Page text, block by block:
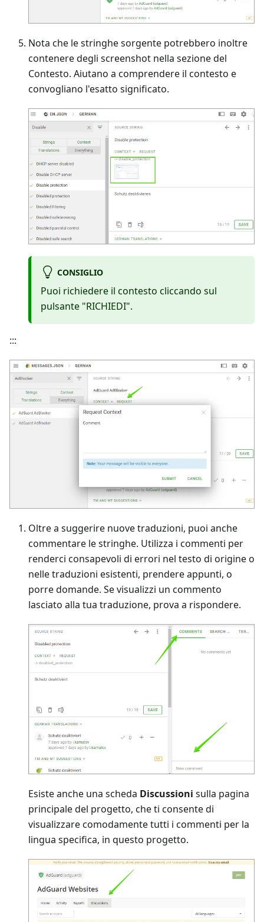
Nota che le stringhe sorgente potrebbero inoltre
contenere degli screenshot nella sezione del
Contesto. Aiutano a comprendere il contesto e
convogliano l'esatto significato.
CONSIGLIO
Puoi richiedere il contesto cliccando sul
pulsante "RICHIEDI".
:::
Oltre a suggerire nuove traduzioni, puoi anche
commentare le stringhe. Utilizza i commenti per
renderci consapevoli di errori nel testo di origine o
nelle traduzioni esistenti, prendere appunti, o
porre domande. Se visualizzi un commento
lasciato alla tua traduzione, prova a rispondere.
Esiste anche una scheda Discussioni sulla pagina
principale del progetto, che ti consente di
visualizzare comodamente tutti i commenti per la
lingua specifica, in questo progetto.